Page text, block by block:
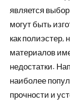
является
могут быть
как полиэстер,
материалов
недостатки.
наиболее
прочности и